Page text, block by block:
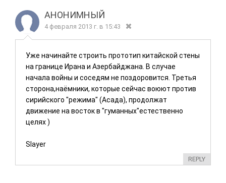
АНОНИМНЫЙ
4 февраля 2013 г. в 15:43
Уже начинайте строить прототип китайской стены
на границе Ирана и Азербайджана. В случае
начала войны и соседям не поздоровится. Третья
сторона,наёмники, которые сейчас воюют против
сирийского "режима" (Асада), продолжат
движение на восток в "гуманных"естественно
целях )
Slayer
REPLY